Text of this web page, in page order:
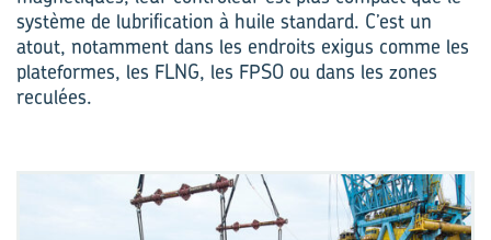
système de lubrification à huile standard. C’est un
atout, notamment dans les endroits exigus comme les
plateformes, les FLNG, les FPSO ou dans les zones
reculées.